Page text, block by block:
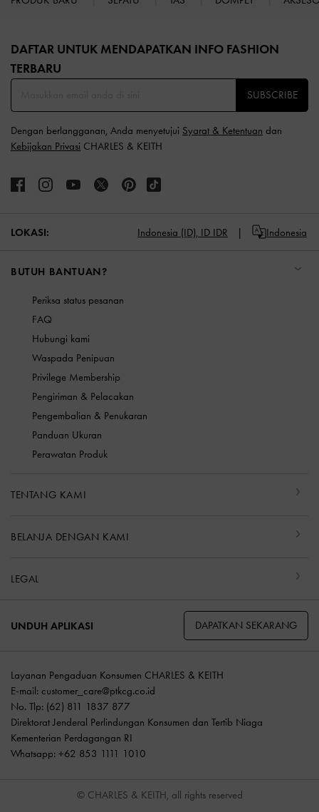
DAFTAR UNTUK MENDAPATKAN INFO FASHION
TERBARU​
SUBSCRIBE
Dengan berlangganan, Anda menyetujui Syarat & Ketentuan dan
Kebijakan Privasi CHARLES & KEITH
LOKASI: Indonesia (ID), ID IDR Indonesia
BUTUH BANTUAN?
Periksa status pesanan
FAQ
Hubungi kami
Waspada Penipuan
Privilege Membership
Pengiriman & Pelacakan
Pengembalian & Penukaran
Panduan Ukuran
Perawatan Produk
TENTANG KAMI
BELANJA DENGAN KAMI
LEGAL
UNDUH APLIKASI DAPATKAN SEKARANG
Layanan Pengaduan Konsumen CHARLES & KEITH
E-mail: customer_care@ptkcg.co.id
No. Tlp: (62) 811 1837 877
Direktorat Jenderal Perlindungan Konsumen dan Tertib Niaga
Kementerian Perdagangan RI
Whatsapp: +62 853 1111 1010
© CHARLES & KEITH, all rights reserved